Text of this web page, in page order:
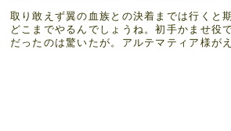
取り敢えず翼の血族との決着までは行くと
どこまでやるんでしょうね。初手かませ役
だったのは驚いたが。アルテマティア様が